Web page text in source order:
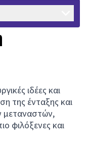
ιδέες και
της ένταξης και
μεταναστών,
φιλόξενες και